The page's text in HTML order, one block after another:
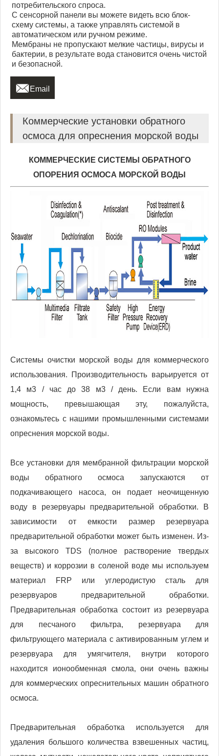
потребительского спроса.
С сенсорной панели вы можете видеть всю блок-
схему системы, а также управлять системой в
автоматическом или ручном режиме.
Мембраны не пропускают мелкие частицы, вирусы и
бактерии, в результате вода становится очень чистой
и безопасной.
 Email
Коммерческие установки обратного
осмоса для опреснения морской воды
КОММЕРЧЕСКИЕ СИСТЕМЫ ОБРАТНОГО
ОПОРЕНИЯ ОСМОСА МОРСКОЙ ВОДЫ
Системы очистки морской воды для коммерческого
использования. Производительность варьируется от
1,4 м3 / час до 38 м3 / день. Если вам нужна
мощность, превышающая эту, пожалуйста,
ознакомьтесь с нашими промышленными системами
опреснения морской воды.
Все установки для мембранной фильтрации морской
воды обратного осмоса запускаются от
подкачивающего насоса, он подает неочищенную
воду в резервуары предварительной обработки. В
зависимости от емкости размер резервуара
предварительной обработки может быть изменен. Из-
за высокого TDS (полное растворение твердых
веществ) и коррозии в соленой воде мы используем
материал FRP или углеродистую сталь для
резервуаров предварительной обработки.
Предварительная обработка состоит из резервуара
для песчаного фильтра, резервуара для
фильтрующего материала с активированным углем и
резервуара для умягчителя, внутри которого
находится ионообменная смола, они очень важны
для коммерческих опреснительных машин обратного
осмоса.
Предварительная обработка используется для
удаления большого количества взвешенных частиц,